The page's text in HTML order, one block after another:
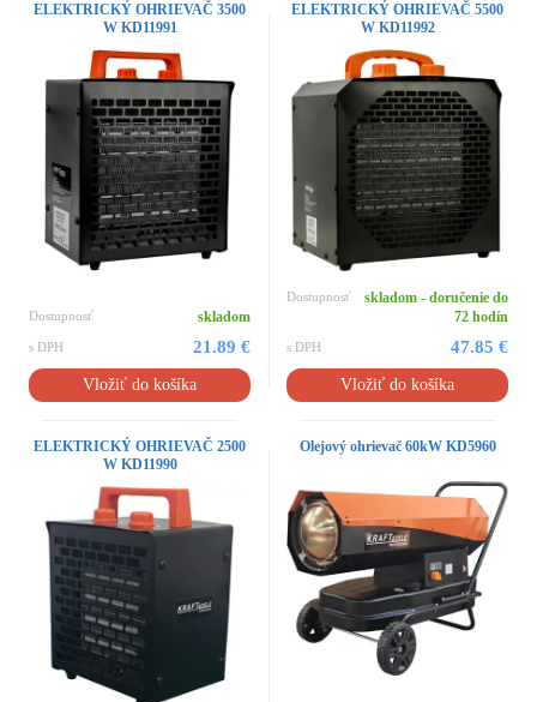
ELEKTRICKÝ OHRIEVAČ 3500
W KD11991
Dostupnosť skladom
s DPH 21.89 €
Vložiť do košíka
ELEKTRICKÝ OHRIEVAČ 5500
W KD11992
Dostupnosť
skladom - doručenie do
72 hodín
s DPH 47.85 €
Vložiť do košíka
ELEKTRICKÝ OHRIEVAČ 2500
W KD11990
Olejový ohrievač 60kW KD5960